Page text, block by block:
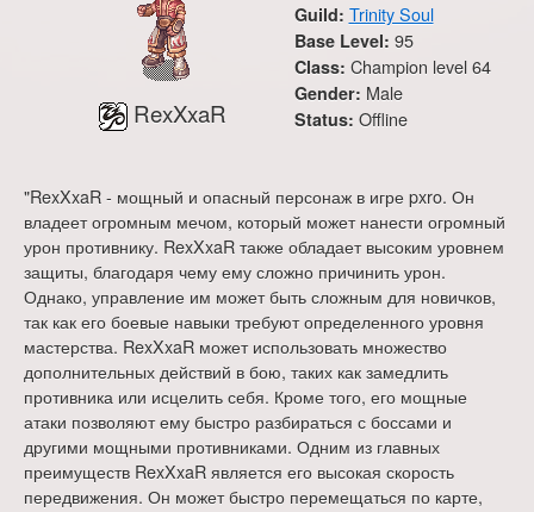
RexXxaR
Guild: Trinity Soul
Base Level: 95
Class: Champion level 64
Gender: Male
Status: Offline
"RexXxaR - мощный и опасный персонаж в игре pxro. Он
владеет огромным мечом, который может нанести огромный
урон противнику. RexXxaR также обладает высоким уровнем
защиты, благодаря чему ему сложно причинить урон.
Однако, управление им может быть сложным для новичков,
так как его боевые навыки требуют определенного уровня
мастерства. RexXxaR может использовать множество
дополнительных действий в бою, таких как замедлить
противника или исцелить себя. Кроме того, его мощные
атаки позволяют ему быстро разбираться с боссами и
другими мощными противниками. Одним из главных
преимуществ RexXxaR является его высокая скорость
передвижения. Он может быстро перемещаться по карте,